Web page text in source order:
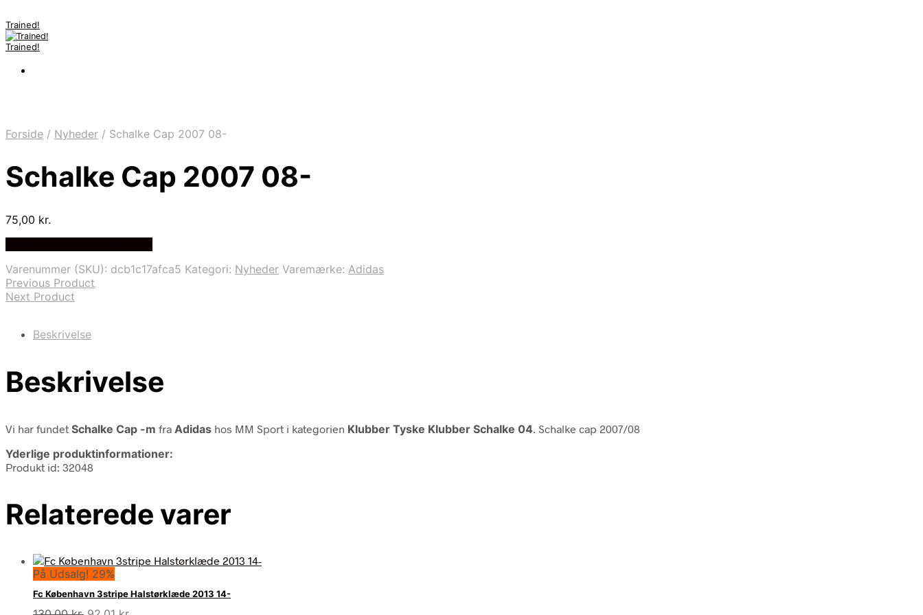
Trained!
Trained!
Forside / Nyheder / Schalke Cap 2007 08-
Schalke Cap 2007 08-
75,00 kr.
Varenummer (SKU): dcb1c17afca5 Kategori: Nyheder Varemærke: Adidas
Previous Product
Next Product
Beskrivelse
Beskrivelse
Vi har fundet Schalke Cap -m fra Adidas hos MM Sport i kategorien Klubber Tyske Klubber Schalke 04 . Schalke cap 2007/08
Yderlige produktinformationer:
Produkt id: 32048
Relaterede varer
På Udsalg! 29%
Fc København 3stripe Halstørklæde 2013 14-